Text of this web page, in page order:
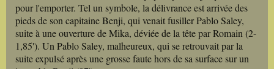
pour l'emporter. Tel un symbole, la délivrance est arrivée des
pieds de son capitaine Benji, qui venait fusiller Pablo Saley,
suite à une ouverture de Mika, déviée de la tête par Romain (2-
1,85'). Un Pablo Saley, malheureux, qui se retrouvait par la
suite expulsé après une grosse faute hors de sa surface sur un